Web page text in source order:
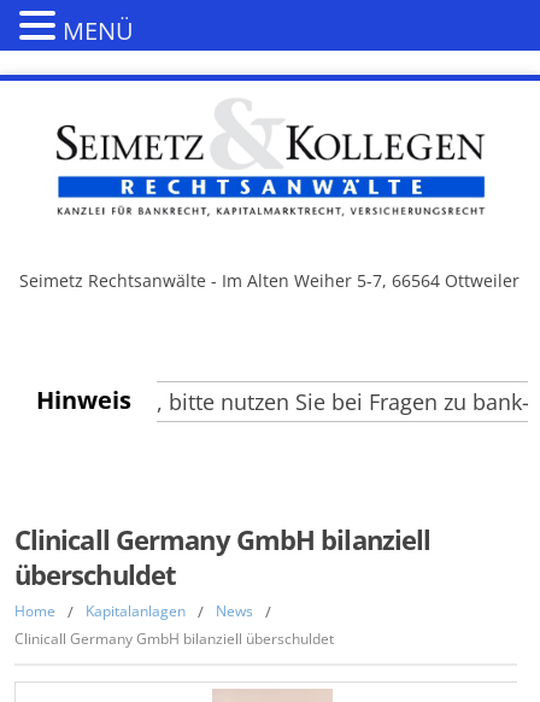
Seimetz Rechtsanwälte - Im Alten Weiher 5-7, 66564 Ottweiler
Hinweis
Besucher, bitte nutzen Sie bei Fragen zu bank-
Clinicall Germany GmbH bilanziell
überschuldet
Home / Kapitalanlagen / News /
Clinicall Germany GmbH bilanziell überschuldet
MENÜ